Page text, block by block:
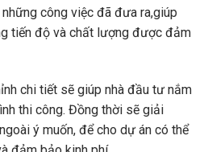
công việc đã đưa ra,giúp
tiến độ và chất lượng được đảm
chi tiết sẽ giúp nhà đầu tư nắm
thi công. Đồng thời sẽ giải
ý muốn, để cho dự án có thể